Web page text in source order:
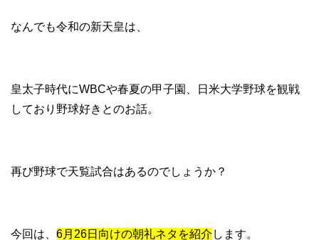
なんでも令和の新天皇は、
皇太子時代にWBCや春夏の甲子園、日米大学野球を観戦
しており野球好きとのお話。
再び野球で天覧試合はあるのでしょうか？
今回は、 6月26日向けの朝礼ネタを紹介 します。